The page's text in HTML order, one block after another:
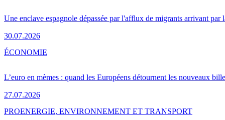
Une enclave espagnole dépassée par l'afflux de migrants arrivant par
30.07.2026
L’euro en mèmes : quand les Européens détournent les nouveaux
27.07.2026
ÉCONOMIE
PROENERGIE, ENVIRONNEMENT ET TRANSPORT